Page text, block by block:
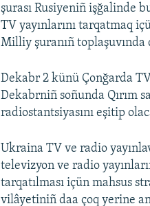
şurası Rusiyeniñ işğalinde
TV yayınlarını tarqatmaq
Milliy şuranıñ
Dekabr 2 künü Çonğarda
Dekabrniñ soñunda Qırım
radiostantsiyasını eşitip
Ukraina TV ve radio
televizyon ve radio
tarqatılması içün mahsus
vilâyetiniñ daa çoq yerine